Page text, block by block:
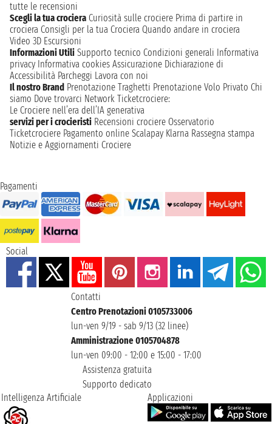
tutte le recensioni
Scegli la tua crociera Curiosità sulle crociere Prima di partire in
crociera Consigli per la tua Crociera Quando andare in crociera
Video 3D Escursioni
Informazioni Utili Supporto tecnico Condizioni generali Informativa
privacy Informativa cookies Assicurazione Dichiarazione di
Accessibilità Parcheggi Lavora con noi
Il nostro Brand Prenotazione Traghetti Prenotazione Volo Privato Chi
siamo Dove trovarci Network Ticketcrociere:
Le Crociere nell’era dell’IA generativa
servizi per i crocieristi Recensioni crociere Osservatorio
Ticketcrociere Pagamento online Scalapay Klarna Rassegna stampa
Notizie e Aggiornamenti Crociere
Pagamenti
Social
Contatti
Centro Prenotazioni 0105733006
lun-ven 9/19 - sab 9/13 (32 linee)
Amministrazione 0105704878
lun-ven 09:00 - 12:00 e 15:00 - 17:00
Assistenza gratuita
Supporto dedicato
Intelligenza Artificiale
Applicazioni